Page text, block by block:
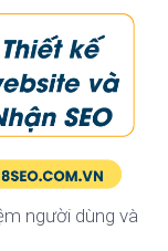
người dùng và